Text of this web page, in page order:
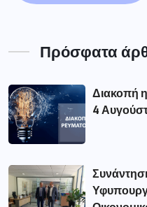
Πρόσφατα
Διακοπή
4